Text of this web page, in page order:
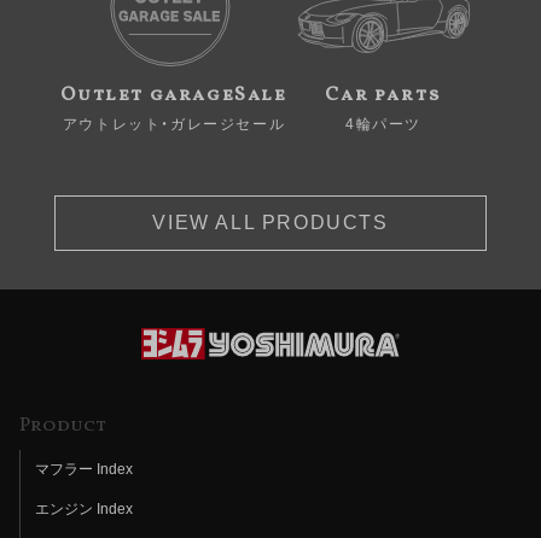
Outlet garageSale
アウトレット・ガレージセール
Car parts
4輪パーツ
VIEW ALL PRODUCTS
Product
マフラー Index
エンジン Index